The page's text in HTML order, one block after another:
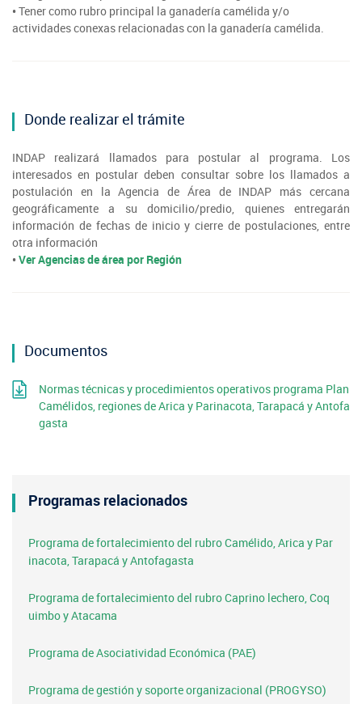
• Tener como rubro principal la ganadería camélida y/o
actividades conexas relacionadas con la ganadería camélida.
Donde realizar el trámite
INDAP realizará llamados para postular al programa. Los
interesados en postular deben consultar sobre los llamados a
postulación en la Agencia de Área de INDAP más cercana
geográficamente a su domicilio/predio, quienes entregarán
información de fechas de inicio y cierre de postulaciones, entre
otra información
• Ver Agencias de área por Región
Documentos
Normas técnicas y procedimientos operativos programa Plan
Camélidos, regiones de Arica y Parinacota, Tarapacá y Antofa
gasta
Programas relacionados
Programa de fortalecimiento del rubro Camélido, Arica y Par
inacota, Tarapacá y Antofagasta
Programa de fortalecimiento del rubro Caprino lechero, Coq
uimbo y Atacama
Programa de Asociatividad Económica (PAE)
Programa de gestión y soporte organizacional (PROGYSO)